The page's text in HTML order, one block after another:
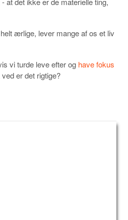
ærlige, lever mange af os et liv
vi turde leve efter og have fokus
er det rigtige?